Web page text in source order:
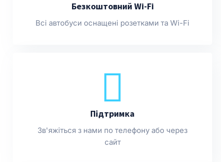
Безкоштовний Wi-Fi
Всі автобуси оснащені розетками та Wi-Fi
Підтримка
Зв'яжіться з нами по телефону або через
сайт